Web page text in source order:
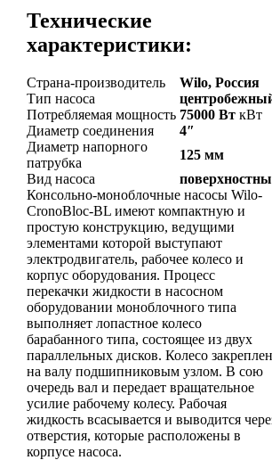
Технические
характеристики:
Страна-производитель
Wilo, Россия
Тип насоса
Потребляемая мощность 75000 Вт кВт
Диаметр соединения
4″
Диаметр напорного
патрубка
125 мм
Вид насоса
Консольно-моноблочные насосы Wilo-
CronoBloc-BL имеют компактную и
простую конструкцию, ведущими
элементами которой выступают
электродвигатель, рабочее колесо и
корпус оборудования. Процесс
перекачки жидкости в насосном
оборудовании моноблочного типа
выполняет лопастное колесо
барабанного типа, состоящее из двух
параллельных дисков. Колесо
на валу подшипниковым узлом. В сою
очередь вал и передает вращательное
усилие рабочему колесу. Рабочая
жидкость всасывается и выводится
отверстия, которые расположены в
корпусе насоса.